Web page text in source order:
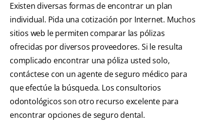
Existen diversas formas de encontrar un plan
individual. Pida una cotización por Internet. Muchos
sitios web le permiten comparar las pólizas
ofrecidas por diversos proveedores. Si le resulta
complicado encontrar una póliza usted solo,
contáctese con un agente de seguro médico para
que efectúe la búsqueda. Los consultorios
odontológicos son otro recurso excelente para
encontrar opciones de seguro dental.